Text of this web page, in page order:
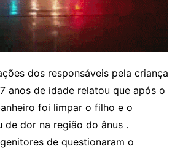
dos responsáveis pela criança
anos de idade relatou que após o
foi limpar o filho e o
de dor na região do ânus .
de questionaram o